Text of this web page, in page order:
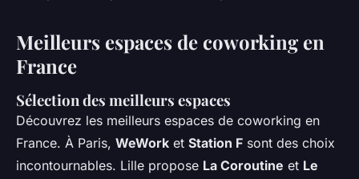
Meilleurs espaces de coworking en
France
Sélection des meilleurs espaces
Découvrez les meilleurs espaces de coworking en
France. À Paris, WeWork et Station F sont des choix
incontournables. Lille propose La Coroutine et Le